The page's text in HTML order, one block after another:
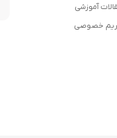
آموزشی
خصوصی